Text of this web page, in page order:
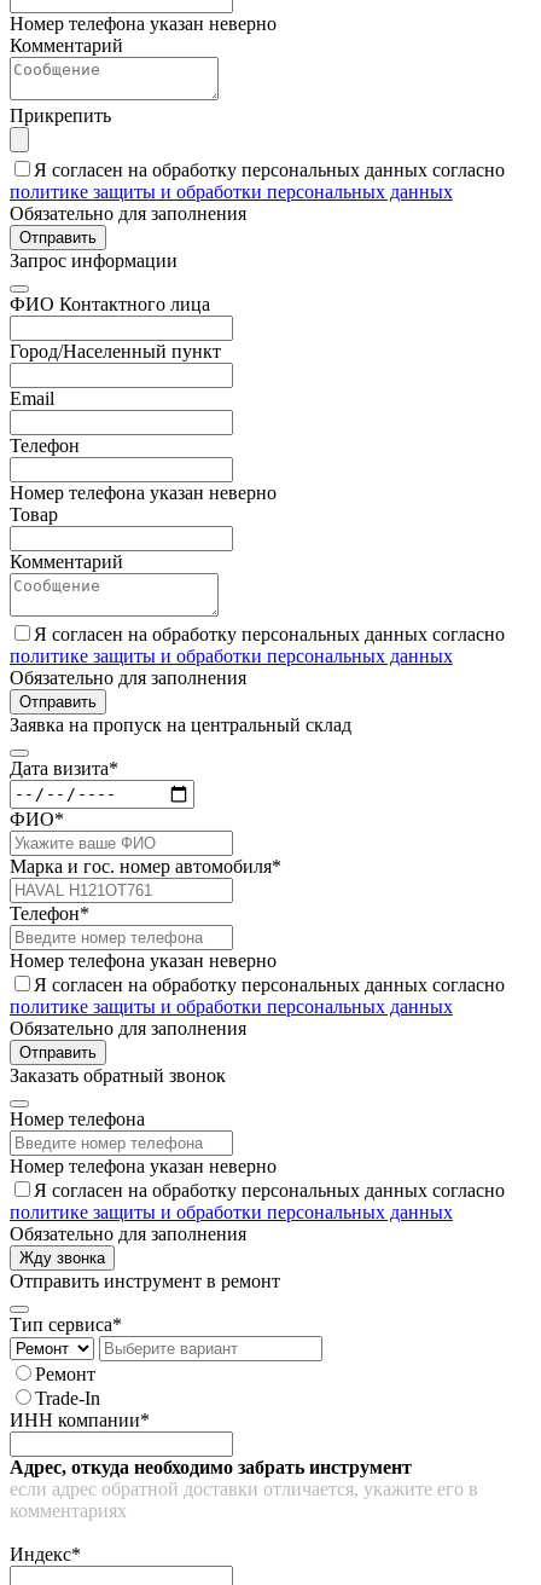
Номер телефона указан неверно
Комментарий
Прикрепить
Я согласен на обработку персональных данных согласно
политике защиты и обработки персональных данных
Обязательно для заполнения
Отправить
Запрос информации
ФИО Контактного лица
Город/Населенный пункт
Email
Телефон
Номер телефона указан неверно
Товар
Комментарий
Я согласен на обработку персональных данных согласно
политике защиты и обработки персональных данных
Обязательно для заполнения
Отправить
Заявка на пропуск на центральный склад
Дата визита*
ФИО*
Марка и гос. номер автомобиля*
Телефон*
Номер телефона указан неверно
Я согласен на обработку персональных данных согласно
политике защиты и обработки персональных данных
Обязательно для заполнения
Отправить
Заказать обратный звонок
Номер телефона
Номер телефона указан неверно
Я согласен на обработку персональных данных согласно
политике защиты и обработки персональных данных
Обязательно для заполнения
Жду звонка
Отправить инструмент в ремонт
Тип сервиса*
Ремонт
Trade-In
ИНН компании*
Адрес, откуда необходимо забрать инструмент
если адрес обратной доставки отличается, укажите его в
комментариях
Индекс*